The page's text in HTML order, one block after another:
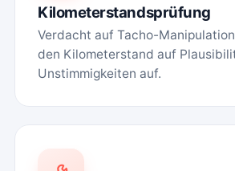
Kilometerstands­prüfung
Verdacht auf Tacho-
den Kilometerstand auf
Unstimmigkeiten auf.